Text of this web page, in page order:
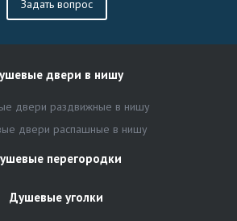
Задать вопрос
двери в нишу
двери раздвижные в нишу
двери распашные в нишу
перегородки
Душевые уголки